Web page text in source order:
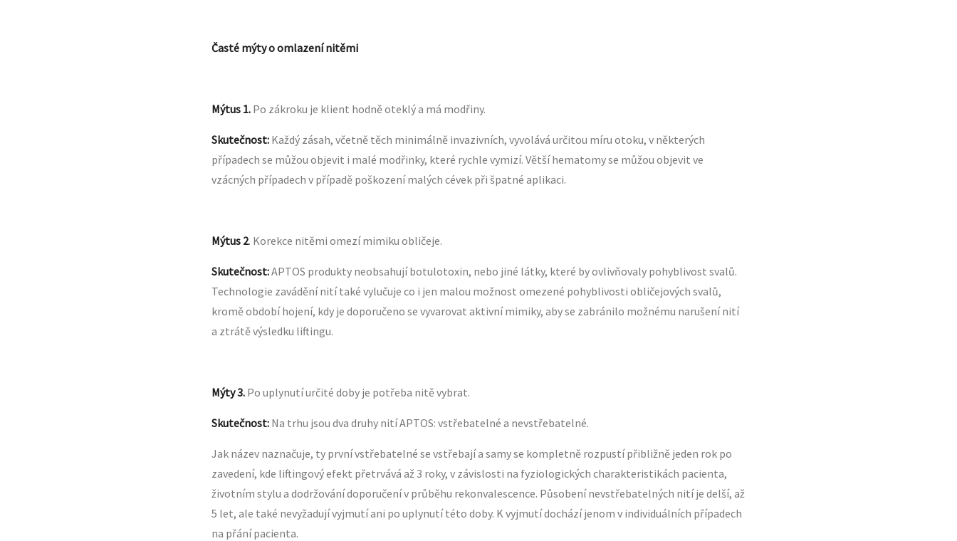
Časté mýty o omlazení nitěmi
Mýtus 1. Po zákroku je klient hodně oteklý a má modřiny.
Skutečnost: Každý zásah, včetně těch minimálně invazivních, vyvolává určitou míru otoku, v některých
případech se můžou objevit i malé modřinky, které rychle vymizí. Větší hematomy se můžou objevit ve
vzácných případech v případě poškození malých cévek při špatné aplikaci.
Mýtus 2. Korekce nitěmi omezí mimiku obličeje.
Skutečnost:APTOS produkty neobsahují botulotoxin, nebo jiné látky, které by ovlivňovaly pohyblivost svalů.
Technologie zavádění nití také vylučuje co i jen malou možnost omezené pohyblivosti obličejových svalů,
kromě období hojení, kdy je doporučeno se vyvarovat aktivní mimiky, aby se zabránilo možnému narušení nití
a ztrátě výsledku liftingu.
Mýty 3. Po uplynutí určité doby je potřeba nitě vybrat.
Skutečnost: Na trhu jsou dva druhy nití APTOS: vstřebatelné a nevstřebatelné.
Jak název naznačuje, ty první vstřebatelné se vstřebají a samy se kompletně rozpustí přibližně jeden rok po
zavedení, kde liftingový efekt přetrvává až 3 roky, v závislosti na fyziologických charakteristikách pacienta,
životním stylu a dodržování doporučení v průběhu rekonvalescence. Působení nevstřebatelných nití je delší, až
5 let, ale také nevyžadují vyjmutí ani po uplynutí této doby. K vyjmutí dochází jenom v individuálních případech
na přání pacienta.